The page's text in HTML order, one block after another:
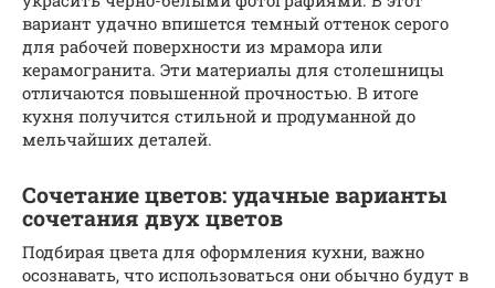
вариант удачно впишется темный оттенок серого
для рабочей поверхности из мрамора или
керамогранита. Эти материалы для столешницы
отличаются повышенной прочностью. В итоге
кухня получится стильной и продуманной до
мельчайших деталей.
Сочетание цветов: удачные варианты
сочетания двух цветов
Подбирая цвета для оформления кухни, важно
осознавать, что использоваться они обычно будут в